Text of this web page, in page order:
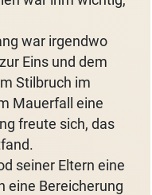
war irgendwo
Eins und dem
Stilbruch im
Mauerfall eine
freute sich, das
seiner Eltern eine
eine Bereicherung